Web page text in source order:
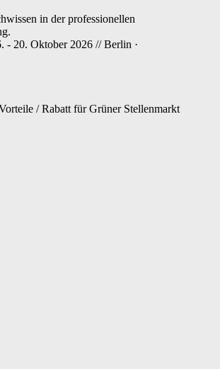
in der professionellen
- 20. Oktober 2026 // Berlin ·
/ Rabatt für Grüner Stellenmarkt